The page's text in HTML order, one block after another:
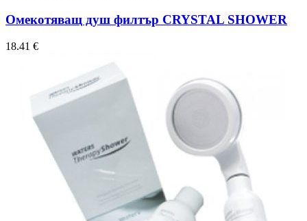
Омекотяващ душ филтър CRYSTAL SHOWER
18.41 €